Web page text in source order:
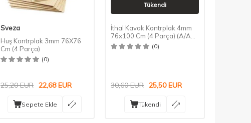
Sveza
Huş Kontrplak 3mm 76X76
Cm (4 Parça)
(0)
25,20EUR 22,68EUR
Sepete Ekle
Tükendi
İthal Kavak Kontrplak 4mm
76x100 Cm (4 Parça) (A/A
KALİTE)
(0)
30,60EUR 25,50EUR
Tükendi